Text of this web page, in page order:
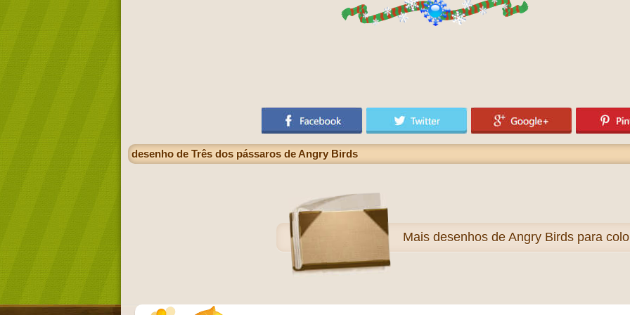
desenho de Três dos pássaros de Angry Birds
Mais desenhos de Angry Birds para